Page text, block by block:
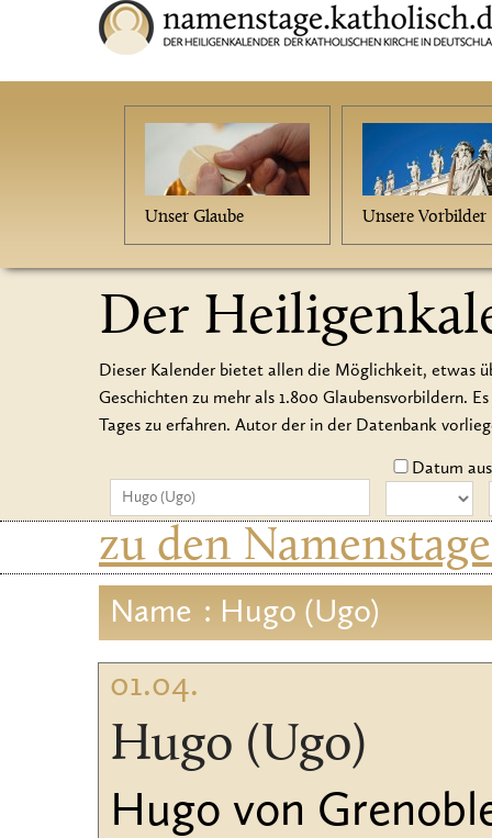
Unser Glaube Unsere Vorbilder
Der
Dieser Kalender bietet allen die Möglichkeit, etwas
Geschichten zu mehr als 1.800 Glaubensvorbildern.
Tages zu erfahren. Autor der in der Datenbank
Datum
zu den
Name : Hugo (Ugo)
01.04.
Hugo (Ugo)
Hugo von